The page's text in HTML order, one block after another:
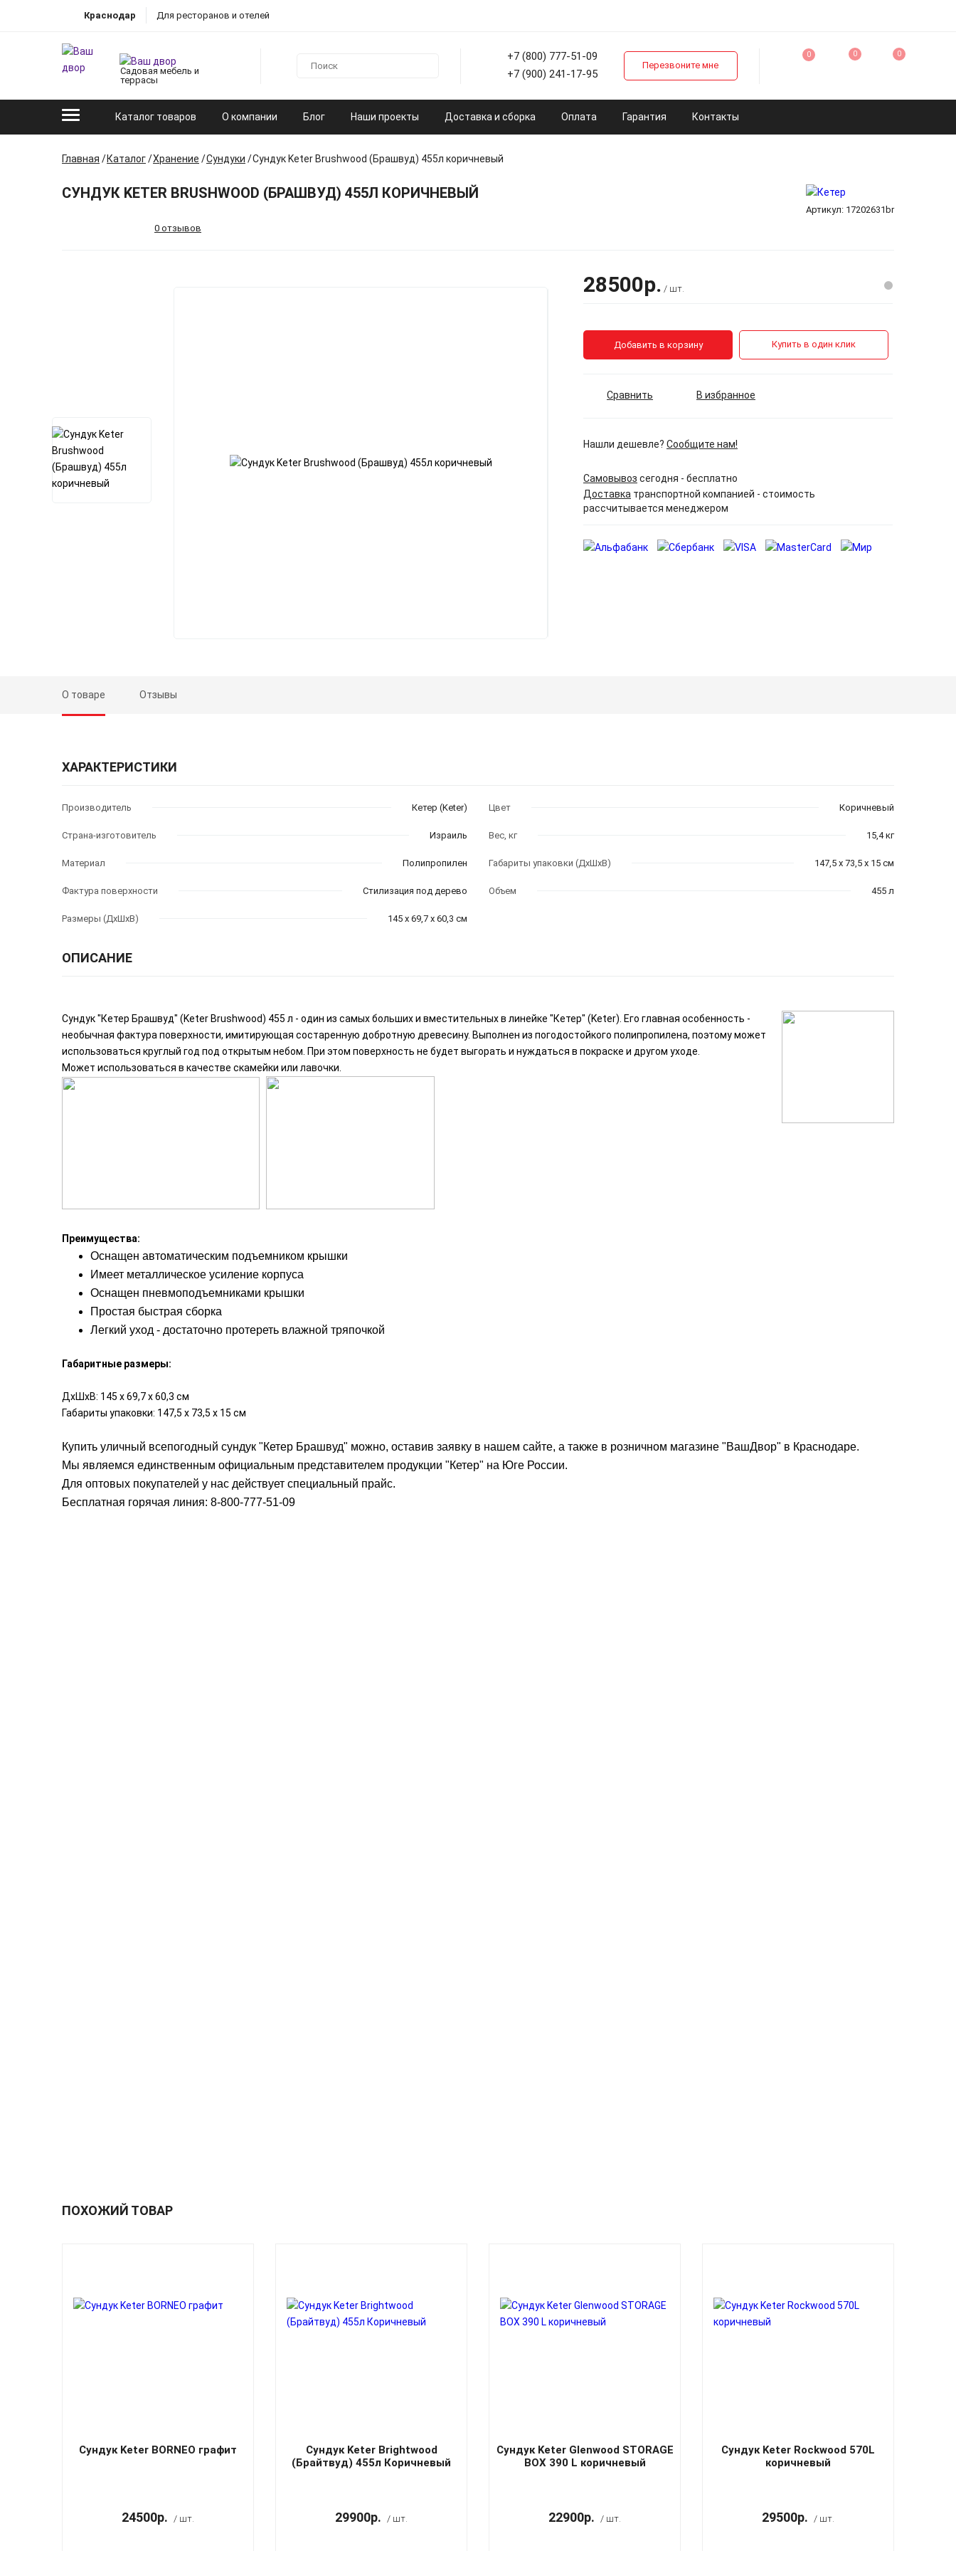
Краснодар Для ресторанов и отелей
Садовая мебель и
террасы
+7 (800) 777-51-09
+7 (900) 241-17-95
Перезвоните мне
0 0 0
Каталог товаров О компании Блог Наши проекты Доставка и сборка Оплата Гарантия Контакты
Главная Каталог Хранение Сундуки Сундук Keter Brushwood (Брашвуд) 455л коричневый
СУНДУК KETER BRUSHWOOD (БРАШВУД) 455Л КОРИЧНЕВЫЙ
Артикул: 17202631br
0 отзывов
28500р. / шт.
Добавить в корзину Купить в один клик
Сравнить В избранное
Нашли дешевле? Сообщите нам!
Самовывоз сегодня - бесплатно
Доставка транспортной компанией - стоимость
рассчитывается менеджером
О товаре Отзывы
ХАРАКТЕРИСТИКИ
Производитель Кетер (Keter)
Страна-изготовитель Израиль
Материал Полипропилен
Фактура поверхности Стилизация под дерево
Размеры (ДхШхВ) 145 х 69,7 х 60,3 см
Цвет Коричневый
Вес, кг 15,4 кг
Габариты упаковки (ДхШхВ) 147,5 x 73,5 x 15 см
Объем 455 л
ОПИСАНИЕ
Сундук "Кетер Брашвуд" (Keter Brushwood) 455 л - один из самых больших и вместительных в линейке "Кетер" (Keter). Его главная особенность -
необычная фактура поверхности, имитирующая состаренную добротную древесину. Выполнен из погодостойкого полипропилена, поэтому может
использоваться круглый год под открытым небом. При этом поверхность не будет выгорать и нуждаться в покраске и другом уходе.
Может использоваться в качестве скамейки или лавочки.
Преимущества:
Оснащен автоматическим подъемником крышки
Имеет металлическое усиление корпуса
Оснащен пневмоподъемниками крышки
Простая быстрая сборка
Легкий уход - достаточно протереть влажной тряпочкой
Габаритные размеры:
ДхШхВ: 145 х 69,7 х 60,3 см
Габариты упаковки: 147,5 x 73,5 x 15 см
Купить уличный всепогодный сундук "Кетер Брашвуд" можно, оставив заявку в нашем сайте, а также в розничном магазине "ВашДвор" в Краснодаре.
Мы являемся единственным официальным представителем продукции "Кетер" на Юге России.
Для оптовых покупателей у нас действует специальный прайс.
Бесплатная горячая линия: 8-800-777-51-09
ПОХОЖИЙ ТОВАР
Сундук Keter BORNEO графит
24500р. / шт.
Сундук Keter Brightwood
(Брайтвуд) 455л Коричневый
29900р. / шт.
Сундук Keter Glenwood STORAGE
BOX 390 L коричневый
22900р. / шт.
Сундук Keter Rockwood 570L
коричневый
29500р. / шт.